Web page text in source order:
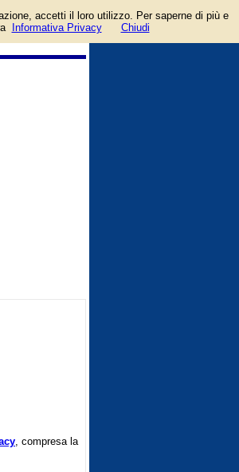
, compresa la
accetti il loro utilizzo. Per saperne di più e
Informativa Privacy Chiudi